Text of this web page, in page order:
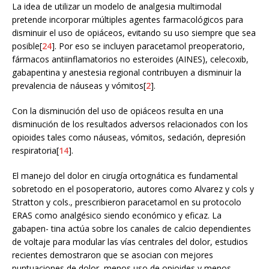
La idea de utilizar un modelo de analgesia multimodal
pretende incorporar múltiples agentes farmacológicos para
disminuir el uso de opiáceos, evitando su uso siempre que sea
posible[24]. Por eso se incluyen paracetamol preoperatorio,
fármacos antiinflamatorios no esteroides (AINES), celecoxib,
gabapentina y anestesia regional contribuyen a disminuir la
prevalencia de náuseas y vómitos[2].
Con la disminución del uso de opiáceos resulta en una
disminución de los resultados adversos relacionados con los
opioides tales como náuseas, vómitos, sedación, depresión
respiratoria[14].
El manejo del dolor en cirugía ortognática es fundamental
sobretodo en el posoperatorio, autores como Alvarez y cols y
Stratton y cols., prescribieron paracetamol en su protocolo
ERAS como analgésico siendo económico y eficaz. La
gabapen- tina actúa sobre los canales de calcio dependientes
de voltaje para modular las vías centrales del dolor, estudios
recientes demostraron que se asocian con mejores